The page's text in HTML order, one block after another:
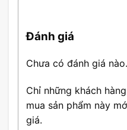
Thông Số Tay
DRA EGP7603
Đánh giá
Chưa có đánh giá nào.
Chỉ những khách
mua sản phẩm này
giá.